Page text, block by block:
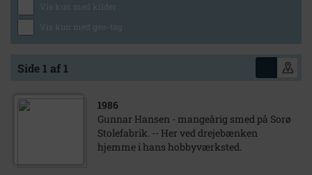
Vis kun med kilder
Vis kun med geo-tag
Side 1 af 1
1986
Gunnar Hansen - mangeårig smed på Sorø
Stolefabrik. -- Her ved drejebænken
hjemme i hans hobbyværksted.